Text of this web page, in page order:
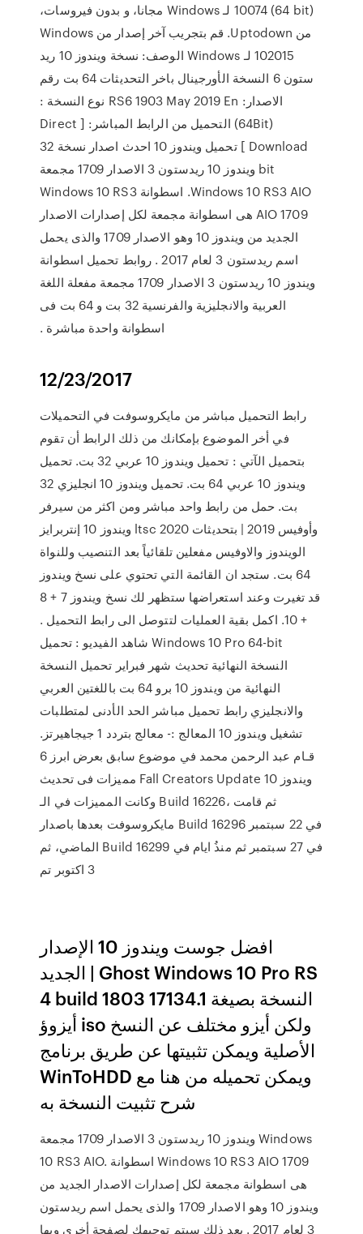
10074 (64 bit) لـ Windows مجانا، و بدون فيروسات،
من Uptodown. قم بتجريب آخر إصدار من Windows
102015 لـ Windows الوصف: نسخة ويندوز 10 ريد
ستون 6 النسخة الأورجينال باخر التحديثات 64 بت رقم
الاصدار: RS6 1903 May 2019 En نوع النسخة :
(64Bit) التحميل من الرابط المباشر: [ Direct
Download ] تحميل ويندوز 10 احدث اصدار نسخة 32
bit ويندوز 10 ريدستون 3 الاصدار 1709 مجمعة
Windows 10 RS3 AIO. اسطوانة Windows 10 RS3
AIO 1709 هى اسطوانة مجمعة لكل إصدارات الاصدار
الجديد من ويندوز 10 وهو الاصدار 1709 والذى يحمل
اسم ريدستون 3 لعام 2017 . روابط تحميل اسطوانة
ويندوز 10 ريدستون 3 الاصدار 1709 مجمعة مفعلة اللغة
العربية والانجليزية والفرنسية 32 بت و 64 بت فى
اسطوانة واحدة مباشرة .
12/23/2017
رابط التحميل مباشر من مايكروسوفت في التحميلات
في أخر الموضوع بإمكانك من ذلك الرابط أن تقوم
بتحميل الآتي : تحميل ويندوز 10 عربي 32 بت. تحميل
ويندوز 10 عربي 64 بت. تحميل ويندوز 10 انجليزي 32
بت. حمل من رابط واحد مباشر ومن اكثر من سيرفر
ويندوز 10 إنتربرايز ltsc وأوفيس 2019 | بتحديثات 2020
الويندوز والاوفيس مفعلين تلقائياً بعد التنصيب وللنواة
64 بت. ستجد ان القائمة التي تحتوي على نسخ ويندوز
قد تغيرت وعند استعراضها ستظهر لك نسخ ويندوز 7 + 8
+ 10. اكمل بقية العمليات لتتوصل الى رابط التحميل .
شاهد الفيديو : تحميل Windows 10 Pro 64-bit
النسخة النهائية تحديث شهر فبراير تحميل النسخة
النهائية من ويندوز 10 برو 64 بت باللغتين العربي
والانجليزي رابط تحميل مباشر الحد الأدنى لمتطلبات
تشغيل ويندوز 10 المعالج :- معالج بتردد 1 جيجاهيرتز.
قـام عبد الرحمن محمد في موضوع سابق بعرض ابرز 6
مميزات فى تحديث Fall Creators Update ويندوز 10
وكانت المميزات في الـ Build 16226، ثم قامت
مايكروسوفت بعدها باصدار Build 16296 في 22 سبتمبر
الماضي، ثم Build 16299 في 27 سبتمبر ثم منذُ ايام في
3 اكتوبر تم
افضل جوست ويندوز 10 الإصدار
الجديد | Ghost Windows 10 Pro RS
4 build 1803 17134.1 النسخة بصيغة
أيزوؤ iso ولكن أيزو مختلف عن النسخ
الأصلية ويمكن تثبيتها عن طريق برنامج
WinToHDD ويمكن تحميله من هنا مع
شرح تثبيت النسخة به
ويندوز 10 ريدستون 3 الاصدار 1709 مجمعة Windows
10 RS3 AIO. اسطوانة Windows 10 RS3 AIO 1709
هى اسطوانة مجمعة لكل إصدارات الاصدار الجديد من
ويندوز 10 وهو الاصدار 1709 والذى يحمل اسم ريدستون
3 لعام 2017 . بعد ذلك سيتم توجيهك لصفحة أخرى وبها